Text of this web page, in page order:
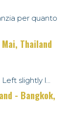
per quanto
Thailand
slightly l...
- Bangkok,